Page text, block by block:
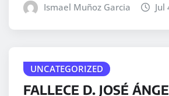
Ismael Muñoz Garcia Jul
UNCATEGORIZED
FALLECE D. JOSÉ